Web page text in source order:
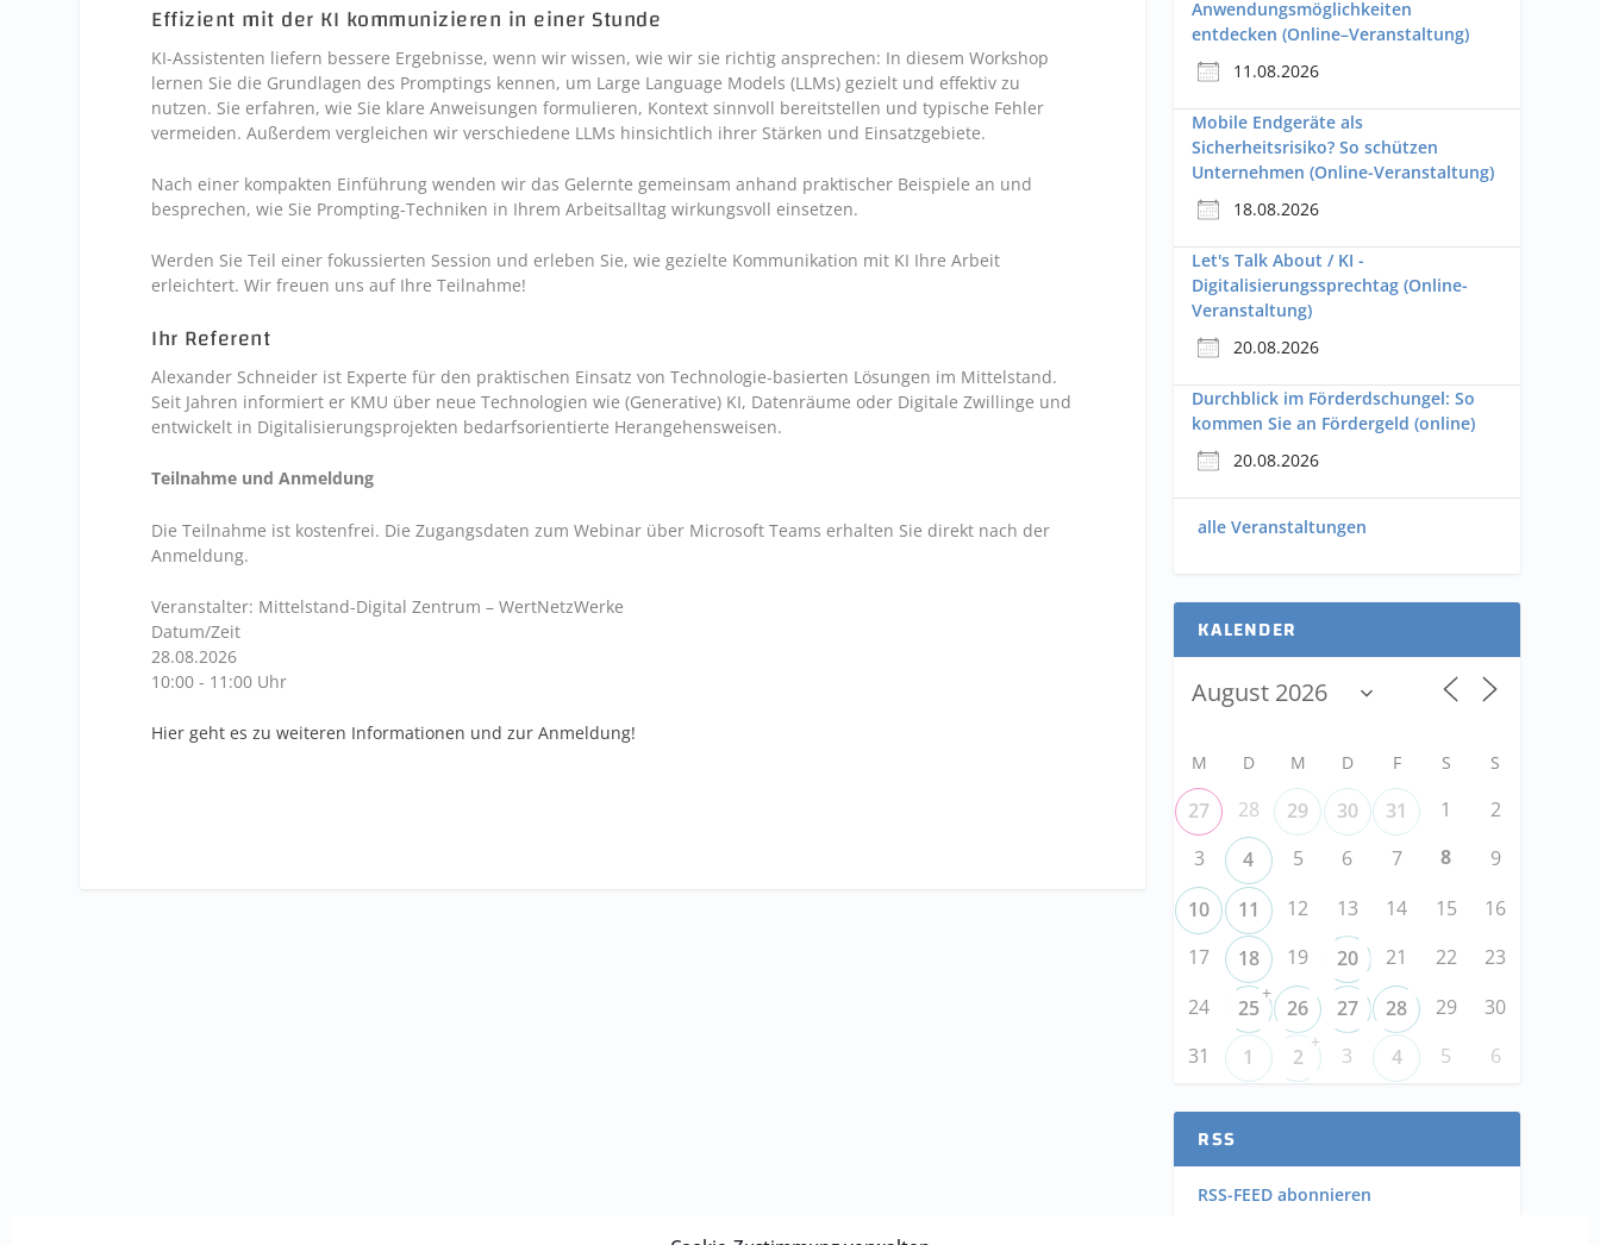
Effizient mit der KI kommunizieren in einer Stunde
KI-Assistenten liefern bessere Ergebnisse, wenn wir wissen, wie wir sie richtig ansprechen: In diesem Workshop
lernen Sie die Grundlagen des Promptings kennen, um Large Language Models (LLMs) gezielt und effektiv zu
nutzen. Sie erfahren, wie Sie klare Anweisungen formulieren, Kontext sinnvoll bereitstellen und typische Fehler
vermeiden. Außerdem vergleichen wir verschiedene LLMs hinsichtlich ihrer Stärken und Einsatzgebiete.
Nach einer kompakten Einführung wenden wir das Gelernte gemeinsam anhand praktischer Beispiele an und
besprechen, wie Sie Prompting-Techniken in Ihrem Arbeitsalltag wirkungsvoll einsetzen.
Werden Sie Teil einer fokussierten Session und erleben Sie, wie gezielte Kommunikation mit KI Ihre Arbeit
erleichtert. Wir freuen uns auf Ihre Teilnahme!
Ihr Referent
Alexander Schneider ist Experte für den praktischen Einsatz von Technologie-basierten Lösungen im Mittelstand.
Seit Jahren informiert er KMU über neue Technologien wie (Generative) KI, Datenräume oder Digitale Zwillinge und
entwickelt in Digitalisierungsprojekten bedarfsorientierte Herangehensweisen.
Teilnahme und Anmeldung
Die Teilnahme ist kostenfrei. Die Zugangsdaten zum Webinar über Microsoft Teams erhalten Sie direkt nach der
Anmeldung.
Veranstalter: Mittelstand-Digital Zentrum – WertNetzWerke
Datum/Zeit
28.08.2026
10:00 - 11:00 Uhr
Hier geht es zu weiteren Informationen und zur Anmeldung!
Anwendungsmöglichkeiten
entdecken (Online–Veranstaltung)
11.08.2026
Mobile Endgeräte als
Sicherheitsrisiko? So schützen
Unternehmen (Online-Veranstaltung)
18.08.2026
Let's Talk About / KI -
Digitalisierungssprechtag (Online-
Veranstaltung)
20.08.2026
Durchblick im Förderdschungel: So
kommen Sie an Fördergeld (online)
20.08.2026
alle Veranstaltungen
KALENDER
M D M D F S S
27 28 29 30 31 1
2
3
4 5 6 7 8
9
10
11 12 13 14 15
16
17
18 19 20 21 22
23
24
25
+
26 27 28 29
30
31
1 2
+
3 4 5 6
RSS
RSS-FEED abonnieren